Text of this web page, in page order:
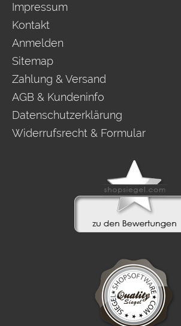
Impressum
Kontakt
Anmelden
Sitemap
Zahlung & Versand
AGB & Kundeninfo
Datenschutzerklärung
Widerrufsrecht & Formular